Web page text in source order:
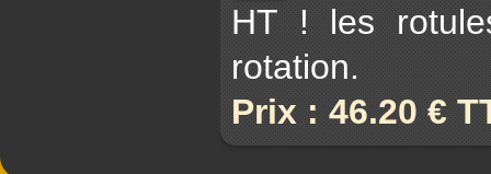
HT ! les
rotation.
Prix : 46.20 €